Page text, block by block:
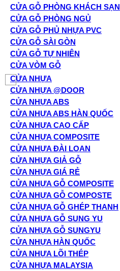
CỬA GỖ PHÒNG KHÁCH SẠN
CỬA GỖ PHÒNG NGỦ
CỬA GỖ PHỦ NHỰA PVC
CỬA GỖ SÀI GÒN
CỬA GỖ TỰ NHIÊN
CỬA VÒM GỖ
CỬA NHỰA
CỬA NHỰA @DOOR
CỬA NHỰA ABS
CỬA NHỰA ABS HÀN QUỐC
CỬA NHỰA CAO CẤP
CỬA NHỰA COMPOSITE
CỬA NHỰA ĐÀI LOAN
CỬA NHỰA GIẢ GỖ
CỬA NHỰA GIÁ RẺ
CỬA NHỰA GỖ COMPOSITE
CỬA NHỰA GỖ COMPOSTE
CỬA NHỰA GỖ GHÉP THANH
CỬA NHỰA GỖ SUNG YU
CỬA NHỰA GỖ SUNGYU
CỬA NHỰA HÀN QUỐC
CỬA NHỰA LÕI THÉP
CỬA NHỰA MALAYSIA